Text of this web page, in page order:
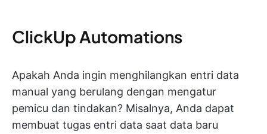
ClickUp Automations
Apakah Anda ingin menghilangkan entri data
manual yang berulang dengan mengatur
pemicu dan tindakan? Misalnya, Anda dapat
membuat tugas entri data saat data baru